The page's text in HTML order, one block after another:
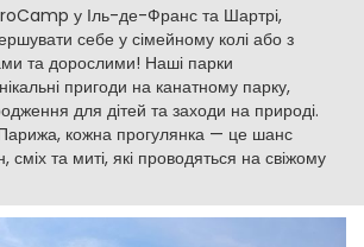
у Іль-де-Франс та Шартрі,
себе у сімейному колі або з
та дорослими! Наші парки
пригоди на канатному парку,
для дітей та заходи на природі.
Парижа, кожна прогулянка — це шанс
сміх та миті, які проводяться на свіжому